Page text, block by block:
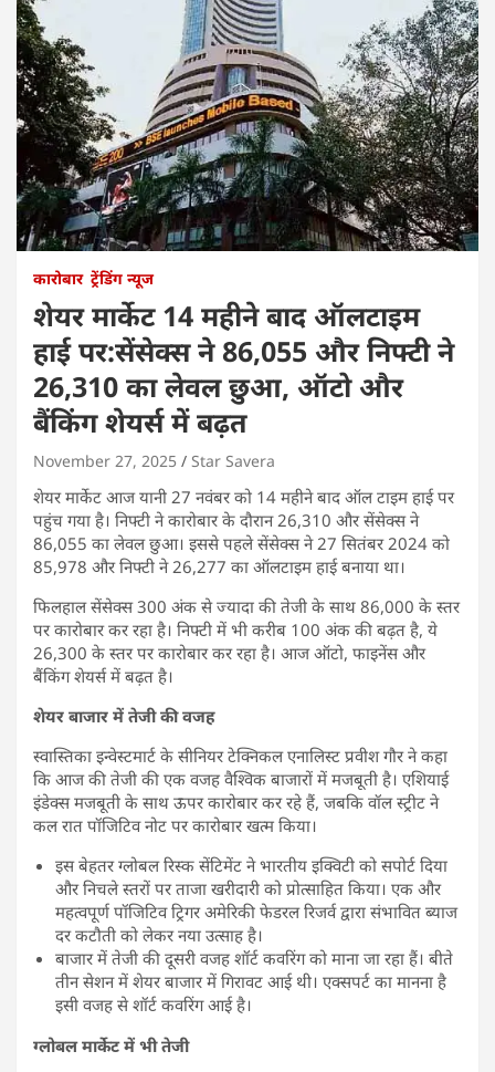
कारोबार ट्रेंडिंग न्यूज
शेयर मार्केट 14 महीने बाद ऑलटाइम
हाई पर:सेंसेक्स ने 86,055 और निफ्टी ने
26,310 का लेवल छुआ, ऑटो और
बैंकिंग शेयर्स में बढ़त
November 27, 2025 Star Savera
शेयर मार्केट आज यानी 27 नवंबर को 14 महीने बाद ऑल टाइम हाई पर
पहुंच गया है। निफ्टी ने कारोबार के दौरान 26,310 और सेंसेक्स ने
86,055 का लेवल छुआ। इससे पहले सेंसेक्स ने 27 सितंबर 2024 को
85,978 और निफ्टी ने 26,277 का ऑलटाइम हाई बनाया था।
फिलहाल सेंसेक्स 300 अंक से ज्यादा की तेजी के साथ 86,000 के स्तर
पर कारोबार कर रहा है। निफ्टी में भी करीब 100 अंक की बढ़त है, ये
26,300 के स्तर पर कारोबार कर रहा है। आज ऑटो, फाइनेंस और
बैंकिंग शेयर्स में बढ़त है।
शेयर बाजार में तेजी की वजह
स्वास्तिका इन्वेस्टमार्ट के सीनियर टेक्निकल एनालिस्ट प्रवीश गौर ने कहा
कि आज की तेजी की एक वजह वैश्विक बाजारों में मजबूती है। एशियाई
इंडेक्स मजबूती के साथ ऊपर कारोबार कर रहे हैं, जबकि वॉल स्ट्रीट ने
कल रात पॉजिटिव नोट पर कारोबार खत्म किया।
इस बेहतर ग्लोबल रिस्क सेंटिमेंट ने भारतीय इक्विटी को सपोर्ट दिया
और निचले स्तरों पर ताजा खरीदारी को प्रोत्साहित किया। एक और
महत्वपूर्ण पॉजिटिव ट्रिगर अमेरिकी फेडरल रिजर्व द्वारा संभावित ब्याज
दर कटौती को लेकर नया उत्साह है।
बाजार में तेजी की दूसरी वजह शॉर्ट कवरिंग को माना जा रहा हैं। बीते
तीन सेशन में शेयर बाजार में गिरावट आई थी। एक्सपर्ट का मानना है
इसी वजह से शॉर्ट कवरिंग आई है।
ग्लोबल मार्केट में भी तेजी